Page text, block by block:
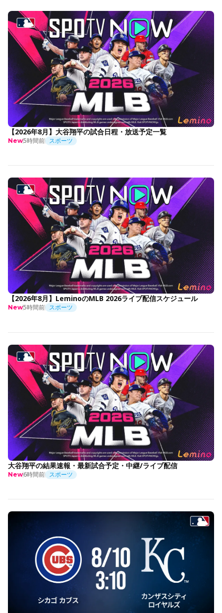
【2026年8月】大谷翔平の試合日程・放送予定一覧
New5時間前 スポーツ
【2026年8月】LeminoのMLB 2026ライブ配信スケジュール
New5時間前 スポーツ
大谷翔平の結果速報・最新試合予定・中継/ライブ配信
New6時間前 スポーツ